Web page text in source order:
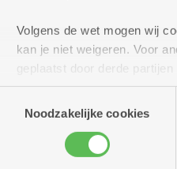
Volgens de wet mogen wij
kan je niet weigeren. Voor
(geanonimiseerd) gebruik
combineren met andere
Noodzakelijke cookies